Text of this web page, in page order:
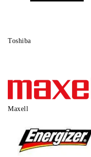
Toshiba
Maxell